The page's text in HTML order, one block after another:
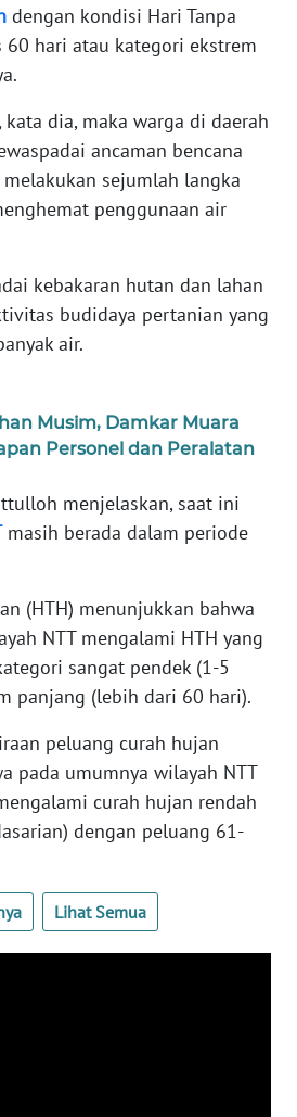
dengan kondisi Hari Tanpa
60 hari atau kategori ekstrem
dia, maka warga di daerah
ancaman bencana
sejumlah langka
penggunaan air
kebakaran hutan dan lahan
budidaya pertanian yang
air.
Musim, Damkar Muara
Personel dan Peralatan
menjelaskan, saat ini
masih berada dalam periode
(HTH) menunjukkan bahwa
NTT mengalami HTH yang
sangat pendek (1-5
panjang (lebih dari 60 hari).
peluang curah hujan
pada umumnya wilayah NTT
curah hujan rendah
dengan peluang 61-
Lihat Semua